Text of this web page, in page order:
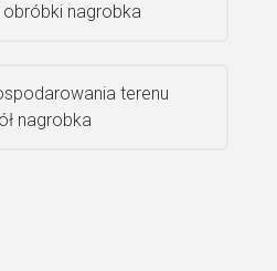
60-BR-L
nagrobka
terenu
nagrobka